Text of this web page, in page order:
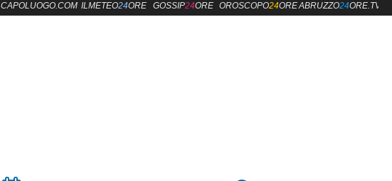
CAPOLUOGO.COM ILMETEO24ORE GOSSIP24ORE OROSCOPO24OREABRUZZO24ORE.TV